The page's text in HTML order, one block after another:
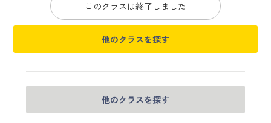
このクラスは終了しました
他のクラスを探す
他のクラスを探す